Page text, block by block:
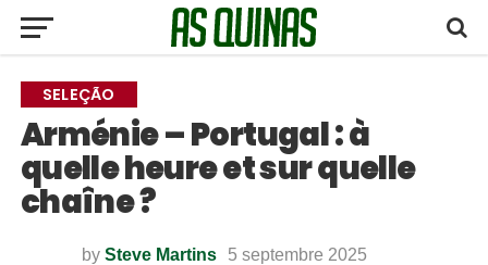
SELEÇÃO
Arménie – Portugal : à
quelle heure et sur quelle
chaîne ?
by Steve Martins 5 septembre 2025